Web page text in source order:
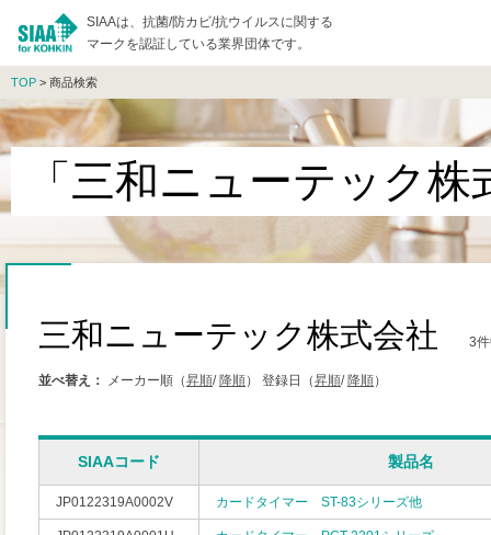
SIAAは、抗菌/防カビ/抗ウイルスに関する
マークを認証している業界団体です。
TOP > 商品検索
「三和ニューテック
三和ニューテック株式会社 3
並べ替え： メーカー順（昇順/ 降順） 登録日（昇順/ 降順）
SIAAコード 製品名
JP0122319A0002V カードタイマー ST-83シリーズ他